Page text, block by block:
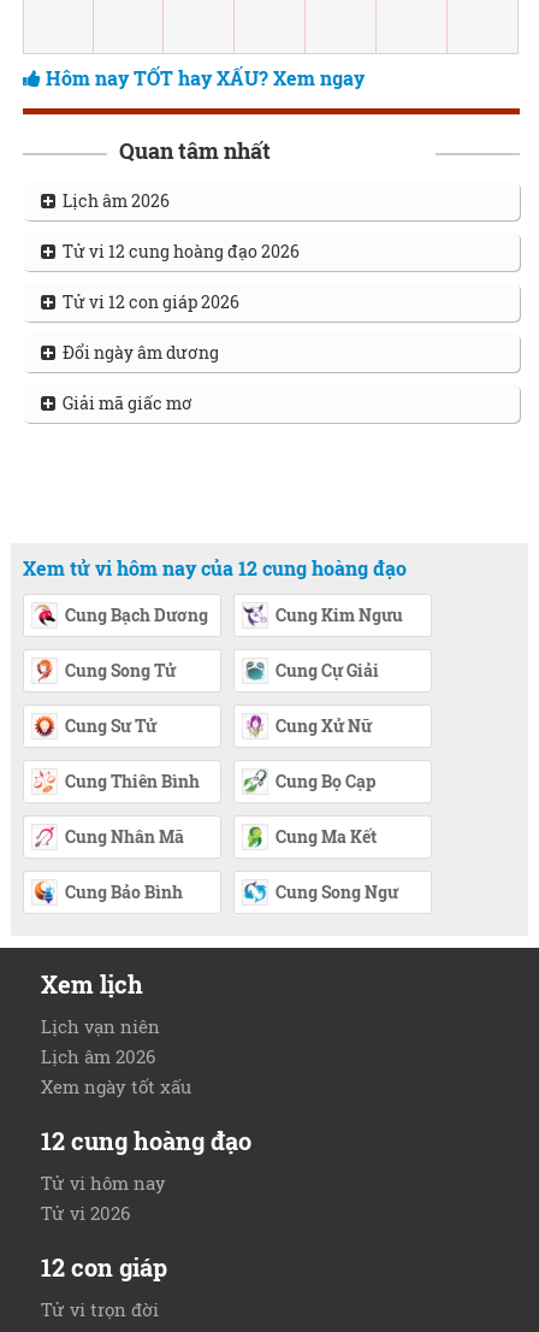
Hôm nay TỐT hay XẤU? Xem ngay
Quan tâm nhất
Lịch âm 2026
Tử vi 12 cung hoàng đạo 2026
Tử vi 12 con giáp 2026
Đổi ngày âm dương
Giải mã giấc mơ
Xem tử vi hôm nay của 12 cung hoàng đạo
Cung Bạch Dương Cung Kim Ngưu
Cung Song Tử Cung Cự Giải
Cung Sư Tử Cung Xử Nữ
Cung Thiên Bình Cung Bọ Cạp
Cung Nhân Mã Cung Ma Kết
Cung Bảo Bình Cung Song Ngư
Xem lịch
Lịch vạn niên
Lịch âm 2026
Xem ngày tốt xấu
12 cung hoàng đạo
Tử vi hôm nay
Tử vi 2026
12 con giáp
Tử vi trọn đời